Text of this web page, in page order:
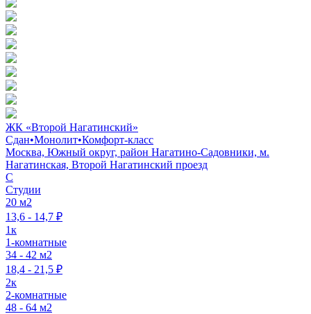
ЖК «Второй Нагатинский»
Сдан•Монолит•Комфорт-класс
Москва, Южный округ, район Нагатино-Садовники, м.
Нагатинская, Второй Нагатинский проезд
C
Студии
20 м2
13,6 - 14,7 ₽
1к
1-комнатные
34 - 42 м2
18,4 - 21,5 ₽
2к
2-комнатные
48 - 64 м2